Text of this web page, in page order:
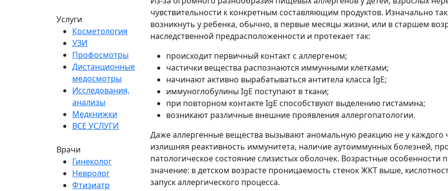
Услуги
Косметология
УЗИ
Профосмотры
Дистанционные
медосмотры
Исследования,
анализы
Медкнижки
ВСЕ УСЛУГИ
Врачи
Гинеколог
Невролог
Фтизиатр
чувствительности к конкретным составляющим продуктов. Изначально
возникнуть у ребенка, обычно, в первые месяцы жизни, или в старшем
наследственной предрасположенности и протекает так:
происходит первичный контакт с аллергеном;
частички вещества распознаются иммунными клетками;
начинают активно вырабатываться антитела класса IgE;
иммуноглобулины IgE поступают в ткани;
при повторном контакте IgE способствуют выделению гистамина;
возникают различные внешние проявления аллергопатологии.
Даже аллергенные вещества вызывают аномальную реакцию не у каждого
излишняя реактивность иммунитета, наличие аутоиммунных болезней,
патологическое состояние слизистых оболочек. Возрастные
значение: в детском возрасте проницаемость стенок ЖКТ выше,
запуск аллергического процесса.